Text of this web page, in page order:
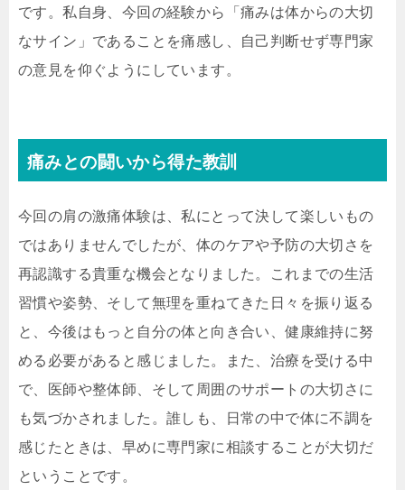
です。私自身、今回の経験から「痛みは体からの大切
なサイン」であることを痛感し、自己判断せず専門家
の意見を仰ぐようにしています。
痛みとの闘いから得た教訓
今回の肩の激痛体験は、私にとって決して楽しいもの
ではありませんでしたが、体のケアや予防の大切さを
再認識する貴重な機会となりました。これまでの生活
習慣や姿勢、そして無理を重ねてきた日々を振り返る
と、今後はもっと自分の体と向き合い、健康維持に努
める必要があると感じました。また、治療を受ける中
で、医師や整体師、そして周囲のサポートの大切さに
も気づかされました。誰しも、日常の中で体に不調を
感じたときは、早めに専門家に相談することが大切だ
ということです。